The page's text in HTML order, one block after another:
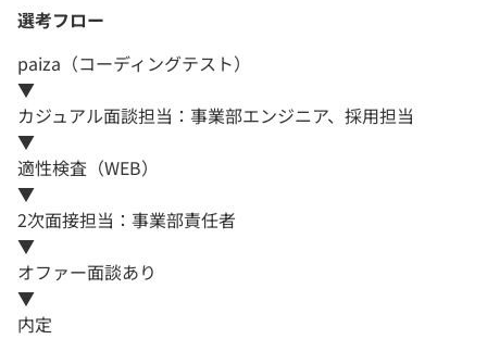
選考フロー
paiza（コーディングテスト）
▼
カジュアル面談担当：事業部エンジニア、採用担当
▼
適性検査（WEB）
▼
2次面接担当：事業部責任者
▼
オファー面談あり
▼
内定